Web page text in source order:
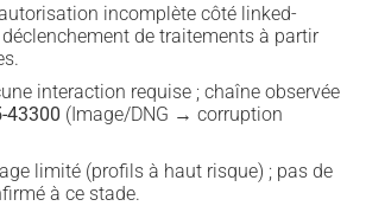
incomplète côté linked-
de traitements à partir
interaction requise ; chaîne observée
43300 (Image/DNG → corruption
limité (profils à haut risque) ; pas de
à ce stade.